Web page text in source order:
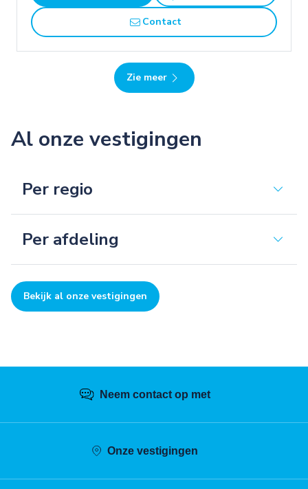
Contact
Zie meer
Al onze vestigingen
Per regio
Per afdeling
Bekijk al onze vestigingen
Neem contact op met
Onze vestigingen